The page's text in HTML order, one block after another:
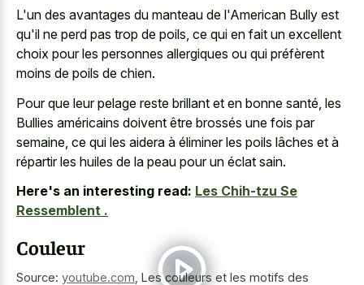
L'un des avantages du manteau de l'American Bully est
qu'il ne perd pas trop de poils, ce qui en fait un excellent
choix pour les personnes allergiques ou qui préfèrent
moins de poils de chien.
Pour que leur pelage reste brillant et en bonne santé, les
Bullies américains doivent être brossés une fois par
semaine, ce qui les aidera à éliminer les poils lâches et à
répartir les huiles de la peau pour un éclat sain.
Here's an interesting read: Les Chih-tzu Se
Ressemblent .
Couleur
Source: youtube.com Les couleurs et les motifs des